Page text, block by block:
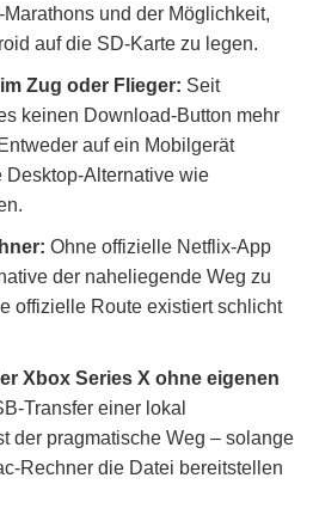
und der Möglichkeit,
auf die SD-Karte zu legen.
Zug oder Flieger: Seit
keinen Download-Button mehr
auf ein Mobilgerät
Alternative wie
Ohne offizielle Netflix-App
der naheliegende Weg zu
offizielle Route existiert schlicht
Xbox Series X ohne eigenen
Transfer einer lokal
der pragmatische Weg – solange
Rechner die Datei bereitstellen